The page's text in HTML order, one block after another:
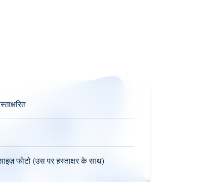
फोटो (उस पर हस्ताक्षर के साथ)